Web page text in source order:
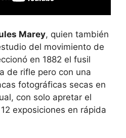
Marey, quien también
del movimiento de
en 1882 el fusil
de rifle pero con una
fotográficas secas en
con solo apretar el
exposiciones en rápida